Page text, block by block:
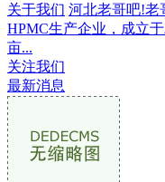
关于我们 河北老哥吧!老
HPMC生产企业，成立
亩...
关注我们
最新消息